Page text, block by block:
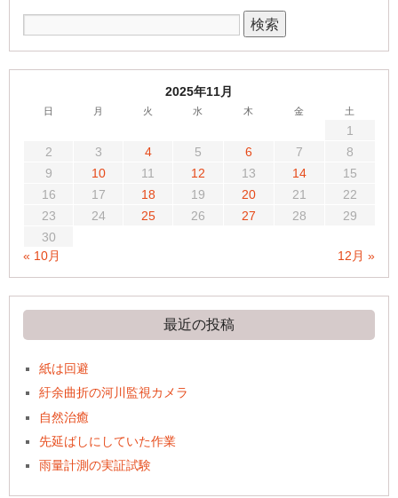
2025年11月
日 月 火 水 木 金 土
1
2
3 4 5 6 7
8
9
10 11 12 13 14
15
16
17 18 19 20 21
22
23
24 25 26 27 28
29
30
« 10月
12月 »
最近の投稿
紙は回避
紆余曲折の河川監視カメラ
自然治癒
先延ばしにしていた作業
雨量計測の実証試験